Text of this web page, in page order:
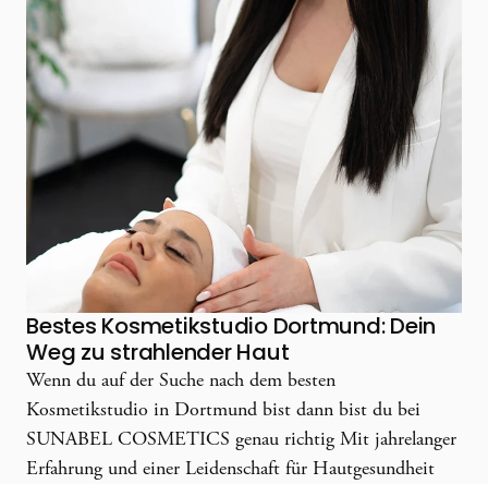
Bestes Kosmetikstudio Dortmund: Dein
Weg zu strahlender Haut
Wenn du auf der Suche nach dem besten
Kosmetikstudio in Dortmund bist dann bist du bei
SUNABEL COSMETICS genau richtig Mit jahrelanger
Erfahrung und einer Leidenschaft für Hautgesundheit